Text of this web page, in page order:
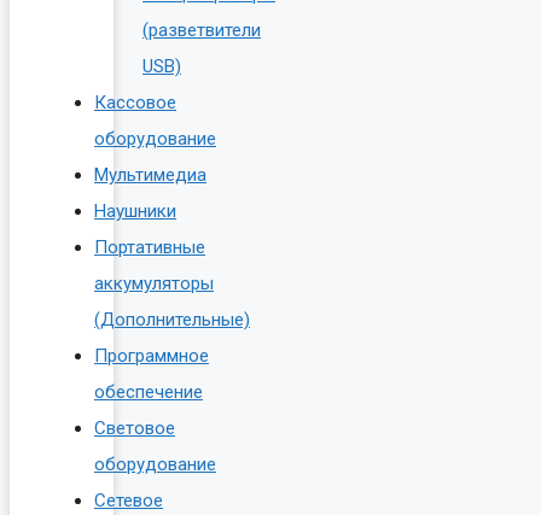
(разветвители
USB)
Кассовое
оборудование
Мультимедиа
Наушники
Портативные
аккумуляторы
(Дополнительные)
Программное
обеспечение
Световое
оборудование
Сетевое